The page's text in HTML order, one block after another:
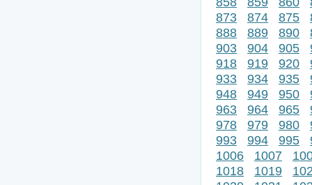
873
874 875
888
889 890
903
904 905
918
919 920
933
934 935
948
949 950
963
964 965
978
979 980
993
994 995
1006
1007
1018
1019